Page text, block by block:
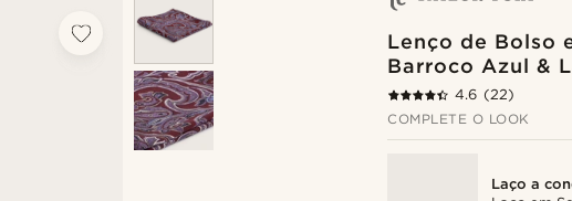
Lenço de Bolso
Barroco Azul &
4.6 (22)
COMPLETE O LOOK
Laço a